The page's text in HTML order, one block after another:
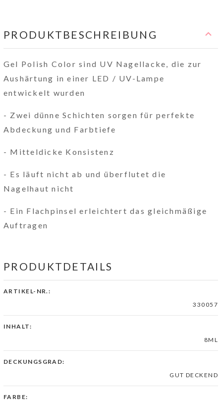
PRODUKTBESCHREIBUNG
Gel Polish Color sind UV Nagellacke, die zur
Aushärtung in einer LED / UV-Lampe
entwickelt wurden
- Zwei dünne Schichten sorgen für perfekte
Abdeckung und Farbtiefe
- Mitteldicke Konsistenz
- Es läuft nicht ab und überflutet die
Nagelhaut nicht
- Ein Flachpinsel erleichtert das gleichmäßige
Auftragen
PRODUKTDETAILS
ARTIKEL-NR.:
330057
INHALT:
8ML
DECKUNGSGRAD:
GUT DECKEND
FARBE: